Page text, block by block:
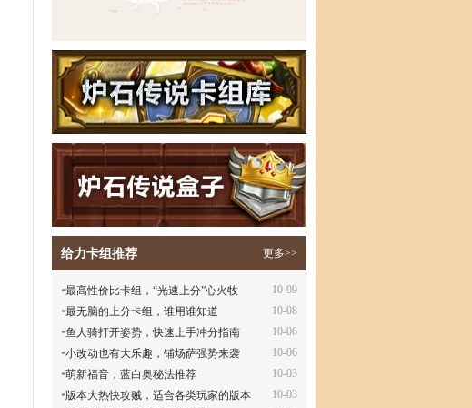
给力卡组推荐 更多>>
10-09
最高性价比卡组，“光速上分”心火牧
10-08
最无脑的上分卡组，谁用谁知道
10-06
鱼人骑打开姿势，快速上手冲分指南
10-06
小改动也有大乐趣，铺场萨强势来袭
10-03
萌新福音，蓝白奥秘法推荐
10-03
版本大热快攻贼，适合各类玩家的版本